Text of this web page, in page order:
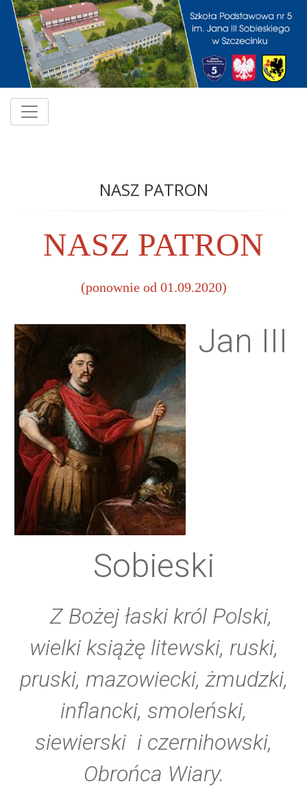
NASZ PATRON
NASZ PATRON
(ponownie od 01.09.2020)
Jan III
Sobieski
Z Bożej łaski król Polski,
wielki książę litewski, ruski,
pruski, mazowiecki, żmudzki,
inflancki, smoleński,
siewierski i czernihowski,
Obrońca Wiary.